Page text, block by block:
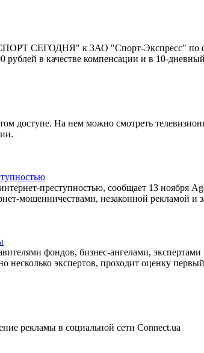
СЕГОДНЯ" к ЗАО "Спорт-Экспресс" по
рублей в качестве компенсации и в 10-
доступе. На нем можно смотреть
преступностью, сообщает 13 ноября
мошенничествами, незаконной рекламой
фондов, бизнес-ангелами,
несколько экспертов, проходит оценку
рекламы в социальной сети Connect.ua